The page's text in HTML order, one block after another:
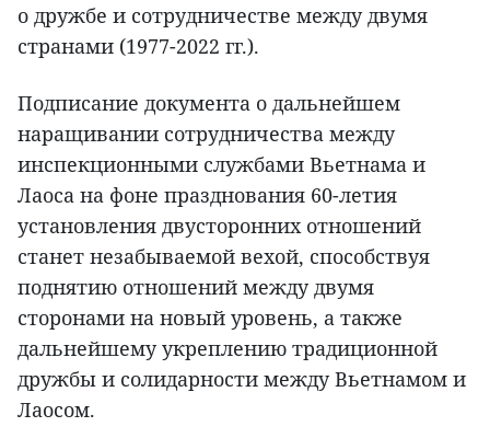
о дружбе и сотрудничестве между двумя
странами (1977-2022 гг.).
Подписание документа о дальнейшем
наращивании сотрудничества между
инспекционными службами Вьетнама и
Лаоса на фоне празднования 60-летия
установления двусторонних отношений
станет незабываемой вехой, способствуя
поднятию отношений между двумя
сторонами на новый уровень, а также
дальнейшему укреплению традиционной
дружбы и солидарности между Вьетнамом и
Лаосом.